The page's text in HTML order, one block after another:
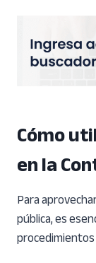
Cómo
en la
Para
pública, es